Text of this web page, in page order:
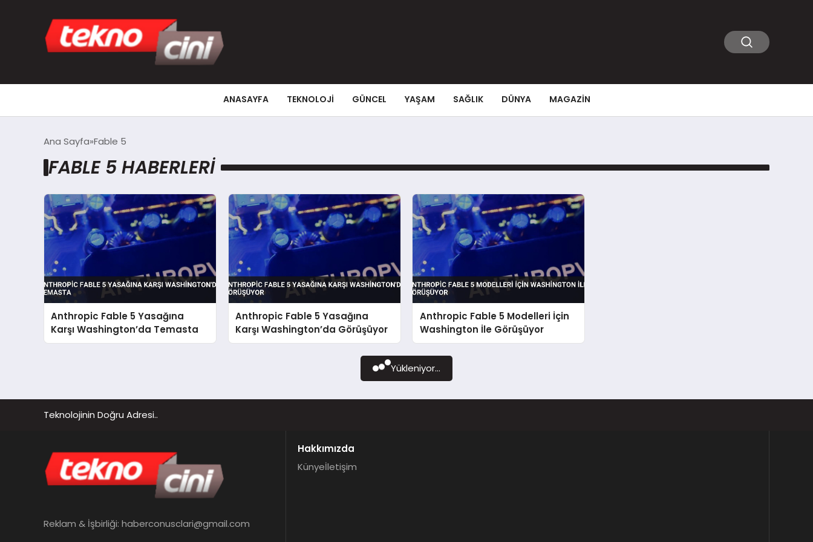
ANASAYFA TEKNOLOJI GÜNCEL YAŞAM SAĞLIK DÜNYA MAGAZIN
Ana Sayfa Fable 5
FABLE 5 HABERLERI
Anthropic Fable 5 Yasağına
Karşı Washington’da Temasta
Anthropic Fable 5 Yasağına
Karşı Washington’da Görüşüyor
Anthropic Fable 5 Modelleri İçin
Washington İle Görüşüyor
Yükleniyor...
Teknolojinin Doğru Adresi..
Reklam & İşbirliği: haberconusclari@gmail.com
Hakkımızda
Künyeİletişim